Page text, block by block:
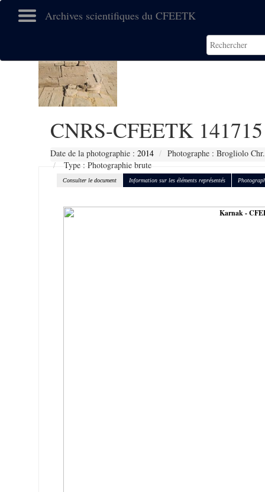
Archives scientifiques du CFEETK
CNRS-CFEETK 141715
Date de la photographie : 2014
Photographe : Brogliolo Chr.
Type : Photographie brute
Consulter le document Information sur les éléments représentés